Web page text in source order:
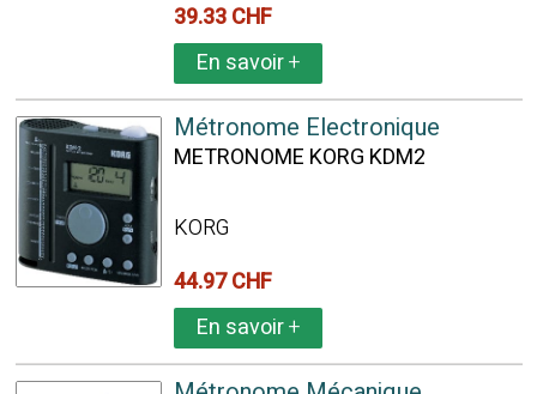
39.33 CHF
En savoir+
Métronome Electronique
METRONOME KORG KDM2
KORG
44.97 CHF
En savoir+